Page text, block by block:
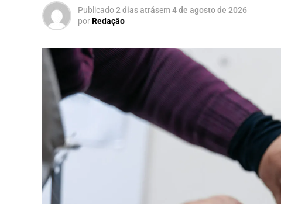
Publicado2 dias atrásem4 de agosto de 2026
porRedação